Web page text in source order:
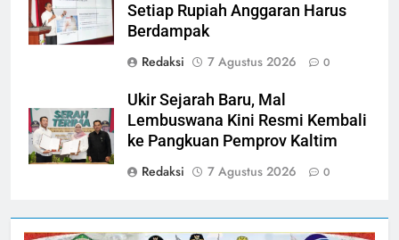
Setiap Rupiah Anggaran Harus
Berdampak
Redaksi
7 Agustus 2026 0
Ukir Sejarah Baru, Mal
Lembuswana Kini Resmi Kembali
ke Pangkuan Pemprov Kaltim
Redaksi
7 Agustus 2026 0